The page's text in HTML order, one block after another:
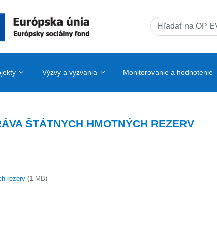
Search
Výzvy a vyzvania Monitorovanie a hodnotenie
ŠTÁTNYCH HMOTNÝCH REZERV
rezerv (1 MB)